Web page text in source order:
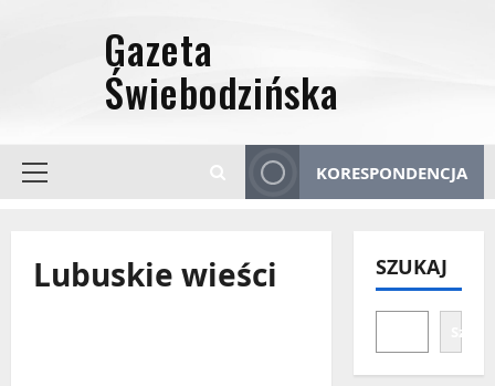
Menu
KORESPONDENCJA
Lubuskie wieści SZUKAJ